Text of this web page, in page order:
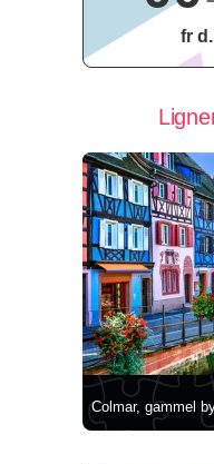
fr
Colmar, gammel